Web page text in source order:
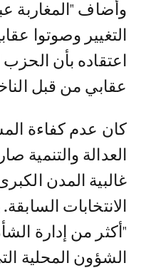
وأضاف "المغاربة
التغيير وصوتوا
اعتقاده بأن
عقابي من قبل
كان عدم كفاءة
العدالة
غالبية المدن
الانتخابات
"أكثر من إدارة
الشؤون المحلية